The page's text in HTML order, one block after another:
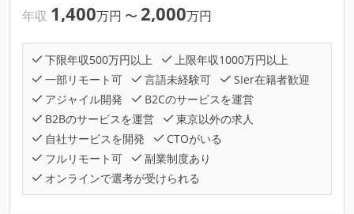
年収 1,400万円 〜 2,000万円
下限年収500万円以上
上限年収1000万円以上
一部リモート可
言語未経験可
SIer在籍者歓迎
アジャイル開発
B2Cのサービスを運営
B2Bのサービスを運営
東京以外の求人
自社サービスを開発
CTOがいる
フルリモート可
副業制度あり
オンラインで選考が受けられる